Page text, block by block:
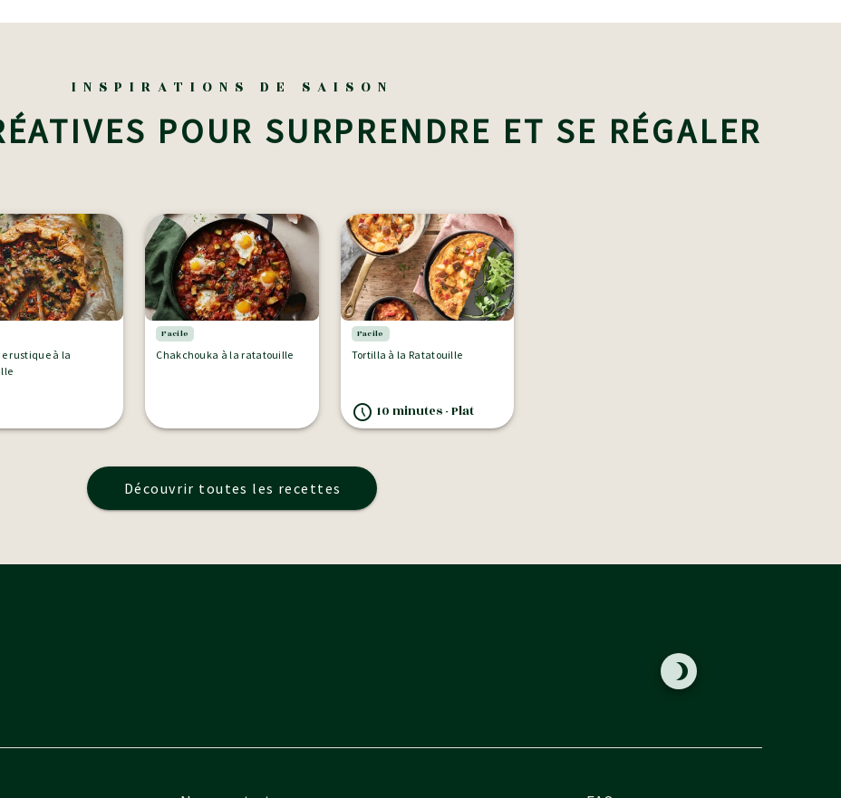
INSPIRATIONS DE SAISON
POUR SURPRENDRE ET SE RÉGALER
rustique à la
Facile
Chakchouka à la ratatouille
Facile
Tortilla à la Ratatouille
10 minutes - Plat
Découvrir toutes les recettes